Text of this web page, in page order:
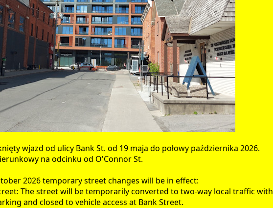
wjazd od ulicy Bank St. od 19 maja do połowy października 2026.
na odcinku od O'Connor St.
2026 temporary street changes will be in effect:
The street will be temporarily converted to two-way local traffic with
and closed to vehicle access at Bank Street.